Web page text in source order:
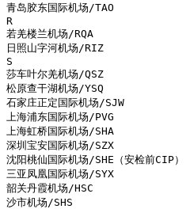
青岛胶东国际机场/TAO
R
若羌楼兰机场/RQA
日照山字河机场/RIZ
S
莎车叶尔羌机场/QSZ
松原查干湖机场/YSQ
石家庄正定国际机场/SJW
上海浦东国际机场/PVG
上海虹桥国际机场/SHA
深圳宝安国际机场/SZX
沈阳桃仙国际机场/SHE（安检前CIP）
三亚凤凰国际机场/SYX
韶关丹霞机场/HSC
沙市机场/SHS